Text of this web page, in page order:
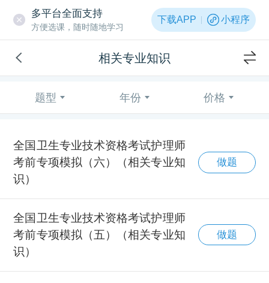
多平台全面支持
方便选课，随时随地学习
下载APP 小程序
相关专业知识
题型 年份 价格
全国卫生专业技术资格考试护理师
考前专项模拟（六）（相关专业知
识）
做题
全国卫生专业技术资格考试护理师
考前专项模拟（五）（相关专业知
识）
做题